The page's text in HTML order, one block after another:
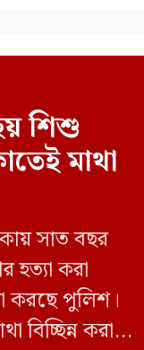
শিশু
মাথা
সাত বছর
হত্যা করা
করছে পুলিশ।
করা